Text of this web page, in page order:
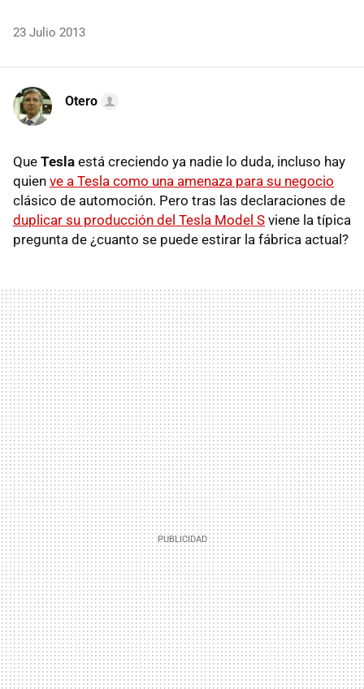
23 Julio 2013
Otero
Que Tesla está creciendo ya nadie lo duda, incluso hay
quien ve a Tesla como una amenaza para su negocio
clásico de automoción. Pero tras las declaraciones de
duplicar su producción del Tesla Model S viene la típica
pregunta de ¿cuanto se puede estirar la fábrica actual?